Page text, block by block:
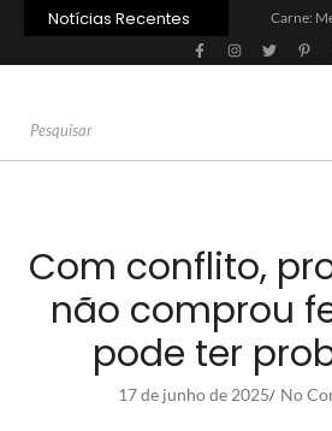
Notícias Recentes
Com conflito,
não comprou
pode ter
17 de junho de 2025/ No